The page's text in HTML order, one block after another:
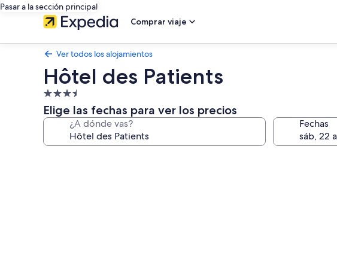
Pasar a la sección principal
Comprar viaje
Ver todos los alojamientos
Hôtel des Patients
Alojamiento
de
3.5 estrellas
Elige las fechas para ver los precios
¿A dónde vas? Fechas